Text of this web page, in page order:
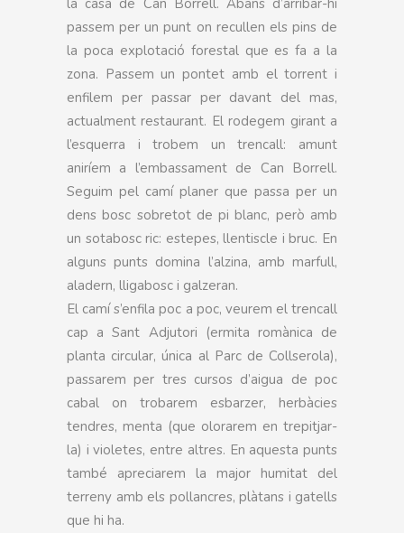
passem per un punt on recullen els pins de
la poca explotació forestal que es fa a la
zona. Passem un pontet amb el torrent i
enfilem per passar per davant del mas,
actualment restaurant. El rodegem girant a
l’esquerra i trobem un trencall: amunt
aniríem a l’embassament de Can Borrell.
Seguim pel camí planer que passa per un
dens bosc sobretot de pi blanc, però amb
un sotabosc ric: estepes, llentiscle i bruc. En
alguns punts domina l’alzina, amb marfull,
aladern, lligabosc i galzeran.
El camí s’enfila poc a poc, veurem el trencall
cap a Sant Adjutori (ermita romànica de
planta circular, única al Parc de Collserola),
passarem per tres cursos d’aigua de poc
cabal on trobarem esbarzer, herbàcies
tendres, menta (que olorarem en trepitjar-
la) i violetes, entre altres. En aquesta punts
també apreciarem la major humitat del
terreny amb els pollancres, plàtans i gatells
que hi ha.